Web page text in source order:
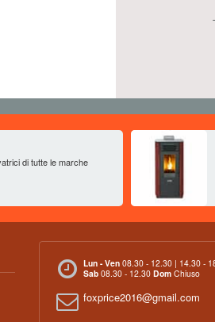
di tutte le marche
Lun - Ven 08.30 - 12.30 | 14.30 -
Sab 08.30 - 12.30 Dom Chiuso
foxprice2016@gmail.com